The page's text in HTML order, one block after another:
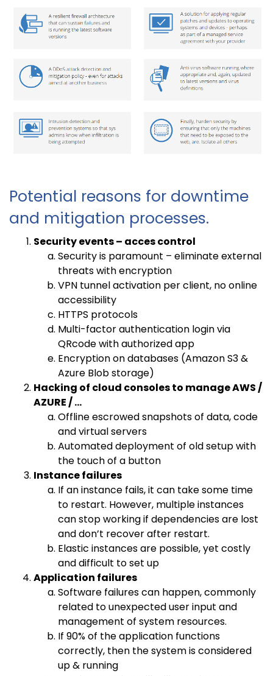
Potential reasons for downtime
and mitigation processes.
Security events – acces control
Security is paramount – eliminate external
threats with encryption
VPN tunnel activation per client, no online
accessibility
HTTPS protocols
Multi-factor authentication login via
QRcode with authorized app
Encryption on databases (Amazon S3 &
Azure Blob storage)
Hacking of cloud consoles to manage AWS /
AZURE / …
Offline escrowed snapshots of data, code
and virtual servers
Automated deployment of old setup with
the touch of a button
Instance failures
If an instance fails, it can take some time
to restart. However, multiple instances
can stop working if dependencies are lost
and don’t recover after restart.
Elastic instances are possible, yet costly
and difficult to set up
Application failures
Software failures can happen, commonly
related to unexpected user input and
management of system resources.
If 90% of the application functions
correctly, then the system is considered
up & running